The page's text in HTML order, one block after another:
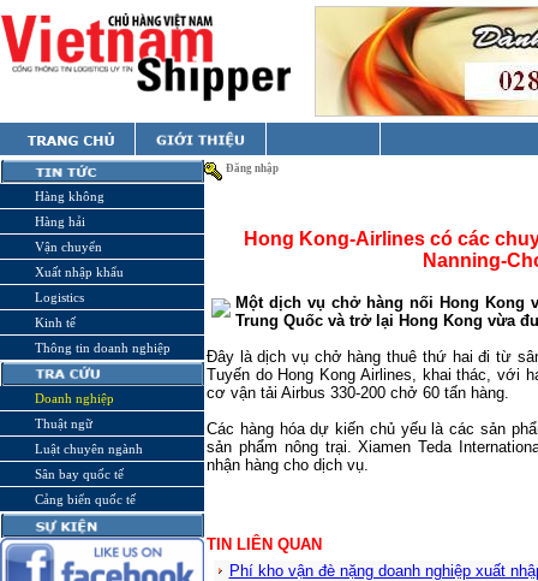
Hàng không
Hàng hải
Vận chuyển
Xuất nhập khẩu
Logistics
Kinh tế
Thông tin doanh nghiệp
Doanh nghiệp
Thuật ngữ
Luật chuyên ngành
Sân bay quốc tế
Cảng biển quốc tế
Đăng nhập
Hong Kong-Airlines có các
Nanning-
Một dịch vụ chở hàng nối Hong Kong
Trung Quốc và trở lại Hong Kong vừa
Đây là dịch vụ chở hàng thuê thứ hai đi từ
Tuyến do Hong Kong Airlines, khai thác, với
cơ vận tải Airbus 330-200 chở 60 tấn hàng.
Các hàng hóa dự kiến chủ yếu là các sản
sản phẩm nông trại. Xiamen Teda
nhận hàng cho dịch vụ.
TIN LIÊN QUAN
Phí kho vận đè nặng doanh nghiệp xuất